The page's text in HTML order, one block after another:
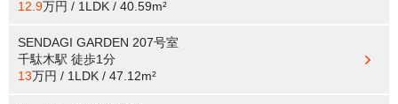
12.9万円 / 1LDK / 40.59m²
SENDAGI GARDEN 207号室
千駄木駅 徒歩1分
13万円 / 1LDK / 47.12m²